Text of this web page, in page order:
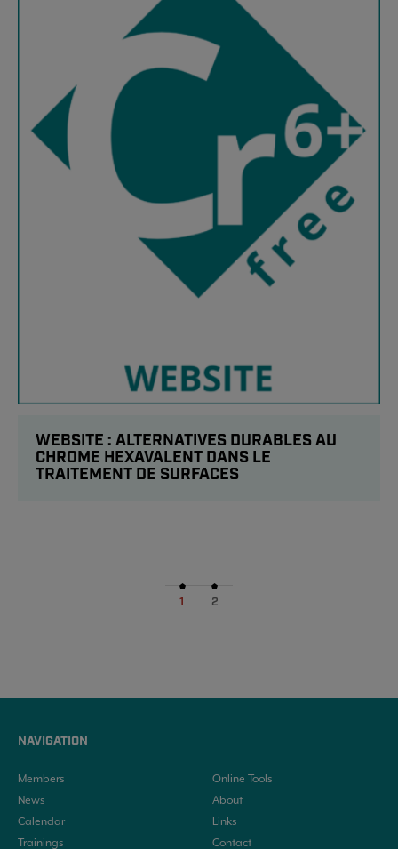
WEBSITE : ALTERNATIVES DURABLES AU
CHROME HEXAVALENT DANS LE
TRAITEMENT DE SURFACES
1 2
NAVIGATION
Members
News
Calendar
Trainings
Online Tools
About
Links
Contact